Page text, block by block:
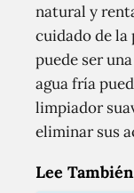
natural y
cuidado de la
puede ser
agua fría
limpiador
eliminar sus
Lee También